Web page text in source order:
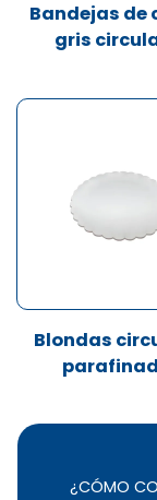
Bandejas de
gris
Blondas
¿CÓMO